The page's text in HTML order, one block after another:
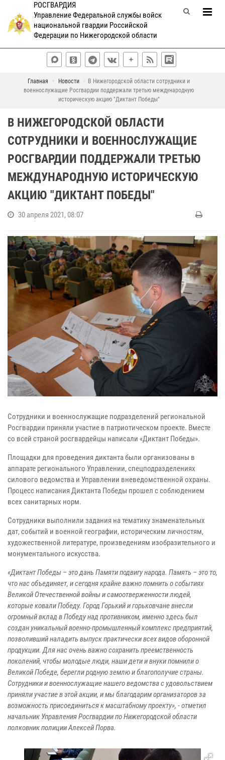
РОСГВАРДИЯ
Управление Федеральной службы войск
национальной гвардии Российской
Федерации по Нижегородской области
Главная Новости
В Нижегородской области сотрудники и
военнослужащие Росгвардии поддержали третью международную
историческую акцию "Диктант Победы"
В НИЖЕГОРОДСКОЙ ОБЛАСТИ
СОТРУДНИКИ И ВОЕННОСЛУЖАЩИЕ
РОСГВАРДИИ ПОДДЕРЖАЛИ ТРЕТЬЮ
МЕЖДУНАРОДНУЮ ИСТОРИЧЕСКУЮ
АКЦИЮ "ДИКТАНТ ПОБЕДЫ"
30 апреля 2021, 08:07
Сотрудники и военнослужащие подразделений региональной
Росгвардии приняли участие в патриотическом проекте. Вместе
со всей страной росгвардейцы написали «Диктант Победы».
Площадки для проведения диктанта были организованы в
аппарате регионального Управлении, спецподразделениях
силового ведомства и Управлении вневедомственной охраны.
Процесс написания Диктанта Победы прошел с соблюдением
всех санитарных норм.
Сотрудники выполнили задания на тематику знаменательных
дат, событий и военной географии, историческим личностям,
художественной литературе, произведениям изобразительного и
монументального искусства.
«Диктант Победы – это дань Памяти подвигу народа. Память – это то,
что нас объединяет, и сегодня крайне важно помнить о событиях
Великой Отечественной войны и самоотверженности людей,
которые ковали Победу. Город Горький и горьковчане внесли
огромный вклад в Победу над противником, именно здесь был
создан уникальный военно-промышленный комплекс предприятий,
позволивший наладить выпуск практически всех видов оборонной
продукции. Для нас очень важно сохранить преемственность
поколений, чтобы молодые люди, наши дети и внуки помнили о
Великой Победе, берегли родную землю и благополучие страны.
Сотрудники и военнослужащие нашего ведомства с удовольствием
приняли участие в этой акции, и мы благодарим организаторов за
возможность присоединиться к масштабному проекту», - отметил
начальник Управления Росгвардии по Нижегородской области
полковник полиции Алексей Порва.